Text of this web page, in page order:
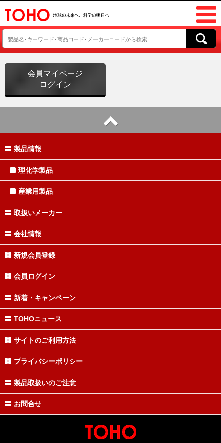
会員マイページ
ログイン
製品情報
理化学製品
産業用製品
取扱いメーカー
会社情報
新規会員登録
会員ログイン
新着・キャンペーン
TOHOニュース
サイトのご利用方法
プライバシーポリシー
製品取扱いのご注意
お問合せ